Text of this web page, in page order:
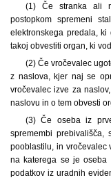
(1) Če stranka ali
postopkom spremeni
elektronskega predala,
takoj obvestiti organ, ki
(2) Če vročevalec
z naslova, kjer naj se
vročevalec izve za
naslovu in o tem obvesti
(3) Če oseba iz
spremembi
pooblastilu, in vročevalec
na katerega se je oseba
podatkov iz uradnih